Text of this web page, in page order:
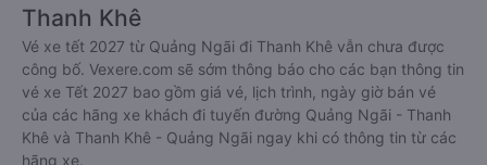
Thanh Khê
Vé xe tết 2027 từ Quảng Ngãi đi Thanh Khê vẫn chưa được
công bố. Vexere.com sẽ sớm thông báo cho các bạn thông tin
vé xe Tết 2027 bao gồm giá vé, lịch trình, ngày giờ bán vé
của các hãng xe khách đi tuyến đường Quảng Ngãi - Thanh
Khê và Thanh Khê - Quảng Ngãi ngay khi có thông tin từ các
hãng xe.